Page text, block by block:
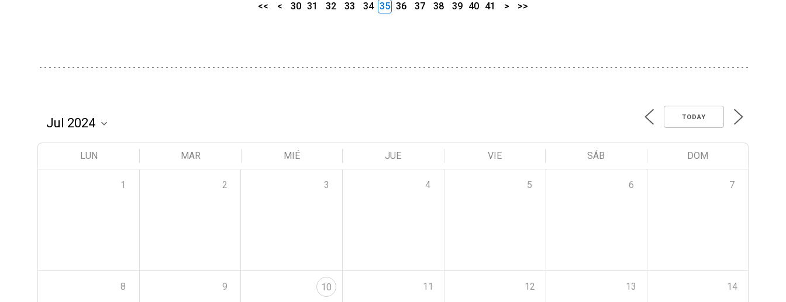
<< < 30 31 32 33 34 35 36 37 38 39 40 41 > >>
TODAY
LUN MAR MIÉ JUE VIE SÁB DOM
1 2 3 4 5 6 7
8 9 10 11 12 13 14